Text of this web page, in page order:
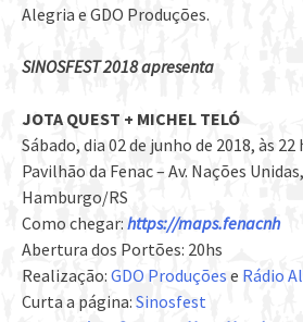
Alegria e GDO Produções.
SINOSFEST 2018 apresenta
JOTA QUEST + MICHEL TELÓ
Sábado, dia 02 de junho de 2018, às 22
Pavilhão da Fenac – Av. Nações
Hamburgo/RS
Como chegar: https://maps.fenacnh
Abertura dos Portões: 20hs
Realização: GDO Produções e Rádio
Curta a página: Sinosfest